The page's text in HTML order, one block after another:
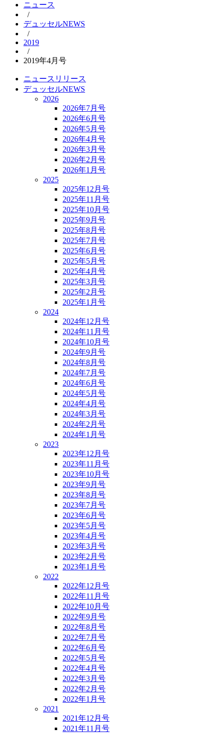
ニュース
/
デュッセルNEWS
/
2019
/
2019年4月号
ニュースリリース
デュッセルNEWS
2026
2026年7月号
2026年6月号
2026年5月号
2026年4月号
2026年3月号
2026年2月号
2026年1月号
2025
2025年12月号
2025年11月号
2025年10月号
2025年9月号
2025年8月号
2025年7月号
2025年6月号
2025年5月号
2025年4月号
2025年3月号
2025年2月号
2025年1月号
2024
2024年12月号
2024年11月号
2024年10月号
2024年9月号
2024年8月号
2024年7月号
2024年6月号
2024年5月号
2024年4月号
2024年3月号
2024年2月号
2024年1月号
2023
2023年12月号
2023年11月号
2023年10月号
2023年9月号
2023年8月号
2023年7月号
2023年6月号
2023年5月号
2023年4月号
2023年3月号
2023年2月号
2023年1月号
2022
2022年12月号
2022年11月号
2022年10月号
2022年9月号
2022年8月号
2022年7月号
2022年6月号
2022年5月号
2022年4月号
2022年3月号
2022年2月号
2022年1月号
2021
2021年12月号
2021年11月号